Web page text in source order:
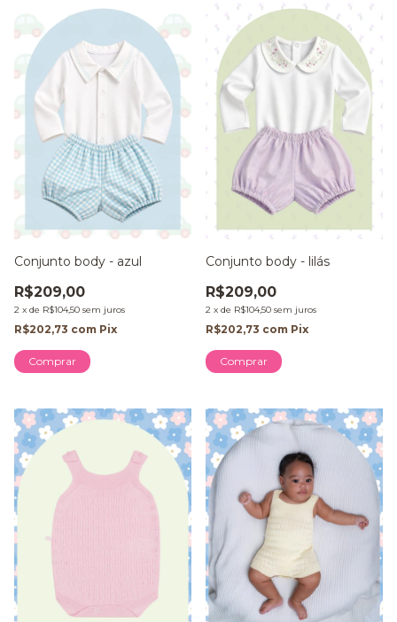
Conjunto body - azul
R$209,00
2 x de R$104,50 sem juros
R$202,73 com Pix
Comprar
Conjunto body - lilás
R$209,00
2 x de R$104,50 sem juros
R$202,73 com Pix
Comprar